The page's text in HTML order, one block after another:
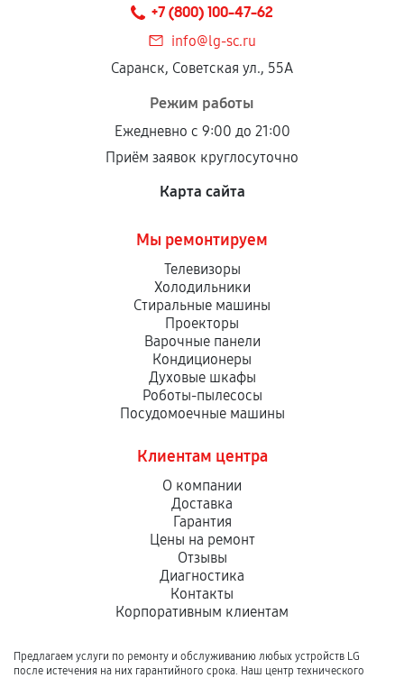
+7 (800) 100-47-62
info@lg-sc.ru
Саранск, Советская ул., 55А
Режим работы
Ежедневно с 9:00 до 21:00
Приём заявок круглосуточно
Карта сайта
Мы ремонтируем
Телевизоры
Холодильники
Стиральные машины
Проекторы
Варочные панели
Кондиционеры
Духовые шкафы
Роботы-пылесосы
Посудомоечные машины
Клиентам центра
О компании
Доставка
Гарантия
Цены на ремонт
Отзывы
Диагностика
Контакты
Корпоративным клиентам
Предлагаем услуги по ремонту и обслуживанию любых устройств LG
после истечения на них гарантийного срока. Наш центр технического